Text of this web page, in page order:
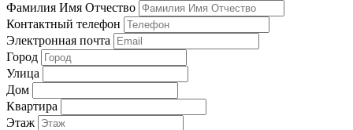
Фамилия Имя Отчество
Контактный телефон
Электронная почта
Город
Улица
Дом
Квартира
Этаж